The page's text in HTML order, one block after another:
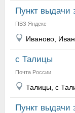
Пункт выдачи
ПВЗ Яндекс
Иваново,
с Талицы
Почта России
Талицы, с
Пункт выдачи